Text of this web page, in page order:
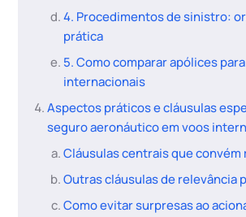
4. Procedimentos de sinistro:
prática
5. Como comparar apólices
internacionais
Aspectos práticos e cláusulas
seguro aeronáutico em voos
Cláusulas centrais que convém
Outras cláusulas de relevância
Como evitar surpresas ao